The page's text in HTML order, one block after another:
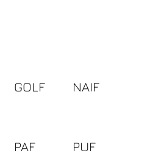
GOLF
NAIF
PAF PUF